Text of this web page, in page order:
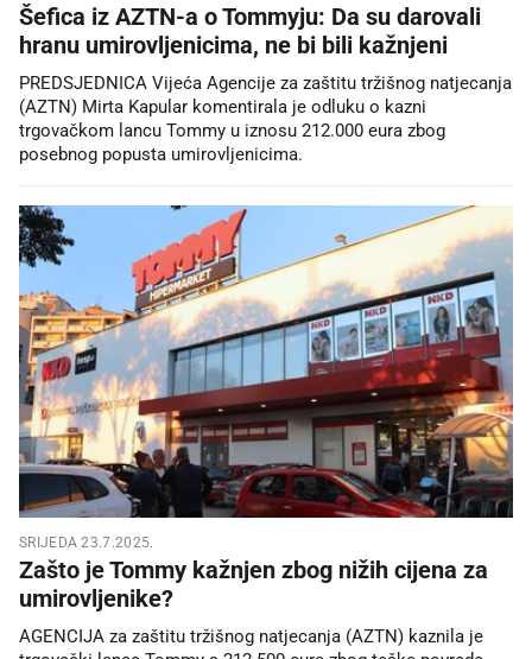
Šefica iz AZTN-a o Tommyju: Da su darovali
hranu umirovljenicima, ne bi bili kažnjeni
PREDSJEDNICA Vijeća Agencije za zaštitu tržišnog natjecanja
(AZTN) Mirta Kapular komentirala je odluku o kazni
trgovačkom lancu Tommy u iznosu 212.000 eura zbog
posebnog popusta umirovljenicima.
SRIJEDA 23.7.2025.
Zašto je Tommy kažnjen zbog nižih cijena za
umirovljenike?
AGENCIJA za zaštitu tržišnog natjecanja (AZTN) kaznila je